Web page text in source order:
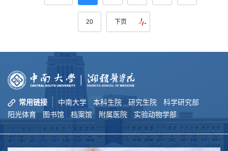
20 下页
常用链接 中南大学 本科生院 研究生院
科学研究部
阳光体育
图书馆 档案馆 附属医院 实验动物学部